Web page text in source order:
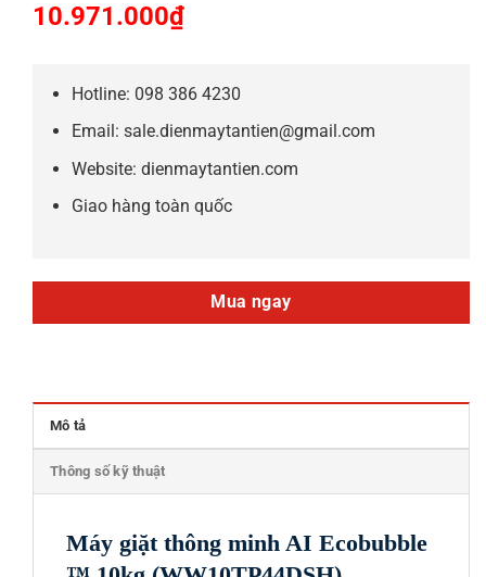
10.971.000₫
Hotline: 098 386 4230
Email: sale.dienmaytantien@gmail.com
Website: dienmaytantien.com
Giao hàng toàn quốc
Mua ngay
Mô tả
Thông số kỹ thuật
Máy giặt thông minh AI Ecobubble